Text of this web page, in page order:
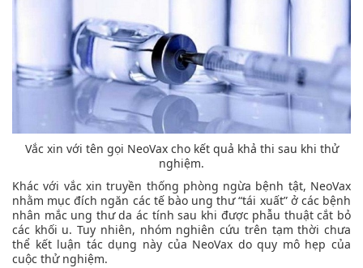
Vắc xin với tên gọi NeoVax cho kết quả khả thi sau khi thử
nghiệm.
Khác với vắc xin truyền thống phòng ngừa bệnh tật, NeoVax
nhằm mục đích ngăn các tế bào ung thư “tái xuất” ở các bệnh
nhân mắc ung thư da ác tính sau khi được phẫu thuật cắt bỏ
các khối u. Tuy nhiên, nhóm nghiên cứu trên tạm thời chưa
thể kết luận tác dụng này của NeoVax do quy mô hẹp của
cuộc thử nghiệm.